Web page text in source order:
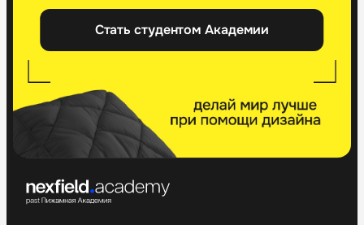
Стать студентом Академии